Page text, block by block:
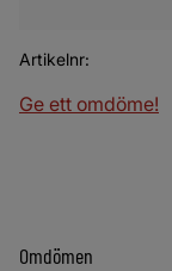
Artikelnr
Ge ett omdöme!
Omdömen